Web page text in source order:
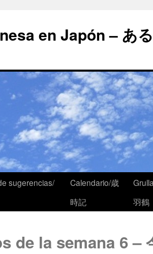
en Japón – あ
sugerencias/
Calendario/歳
時記
羽鶴
de la semana 6 –